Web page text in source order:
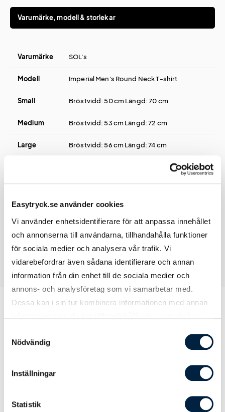
Easytryck.se använder cookies
Vi använder enhetsidentifierare för att anpassa innehållet
och annonserna till användarna, tillhandahålla funktioner
för sociala medier och analysera vår trafik. Vi
vidarebefordrar även sådana identifierare och annan
information från din enhet till de sociala medier och
annons- och analysföretag som vi samarbetar med.
Dessa kan i sin tur kombinera informationen med annan
Nödvändig
Inställningar
Statistik
Varumärke, modell & storlekar
Varumärke SOL's
Modell Imperial Men's Round Neck T-shirt
Small Bröstvidd: 50 cm Längd: 70 cm
Medium Bröstvidd: 53 cm Längd: 72 cm
Large Bröstvidd: 56 cm Längd: 74 cm
5XL Bröstvidd: 81 cm Längd: 83 cm
Antal 50